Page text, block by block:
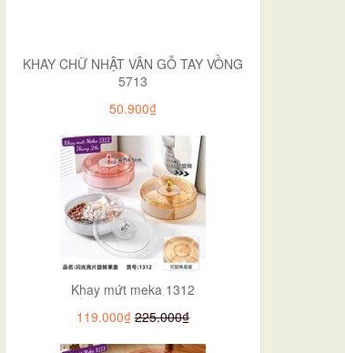
KHAY CHỮ NHẬT VÂN GỖ TAY VỒNG
5713
50.900₫
Khay mứt meka 1312
119.000₫ 225.000₫